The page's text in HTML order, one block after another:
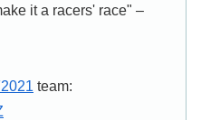
it a racers' race" –
team: